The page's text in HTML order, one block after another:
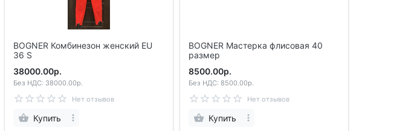
BOGNER Комбинезон женский EU
36 S
38000.00р.
Без НДС: 38000.00р.
Нет отзывов
Купить
BOGNER Мастерка флисовая 40
размер
8500.00р.
Без НДС: 8500.00р.
Нет отзывов
Купить